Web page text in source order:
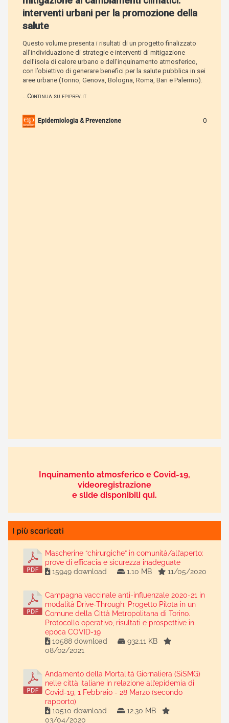
Inquinamento atmosferico e Covid-19,
videoregistrazione
e slide disponibili qui.
I più scaricati
Mascherine “chirurgiche” in comunità/all’aperto:
prove di efficacia e sicurezza inadeguate
15949 download
1.10 MB 11/05/2020
Campagna vaccinale anti-influenzale 2020-21 in
modalità Drive-Through: Progetto Pilota in un
Comune della Città Metropolitana di Torino.
Protocollo operativo, risultati e prospettive in
epoca COVID-19
10588 download
932.11 KB
08/02/2021
Andamento della Mortalità Giornaliera (SiSMG)
nelle città italiane in relazione all’epidemia di
Covid-19, 1 Febbraio - 28 Marzo (secondo
rapporto)
10510 download
12.30 MB
03/04/2020